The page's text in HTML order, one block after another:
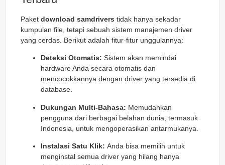
Paket download samdrivers tidak hanya sekadar
kumpulan file, tetapi sebuah sistem manajemen driver
yang cerdas. Berikut adalah fitur-fitur unggulannya:
Deteksi Otomatis: Sistem akan memindai
hardware Anda secara otomatis dan
mencocokkannya dengan driver yang tersedia di
database.
Dukungan Multi-Bahasa: Memudahkan
pengguna dari berbagai belahan dunia, termasuk
Indonesia, untuk mengoperasikan antarmukanya.
Instalasi Satu Klik: Anda bisa memilih untuk
menginstal semua driver yang hilang hanya